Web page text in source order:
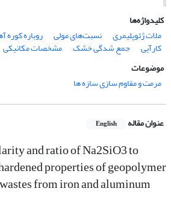
کلیدواژه‌ها
ملات ژئوپلیمری
نسبت‌های مولی روباره کوره
کارآیی جمع شدگی خشک
مشخصات مکانیکی
موضوعات
مرمت و مقاوم سازی سازه ها
عنوان مقاله English
and ratio of Na2SiO3 to
properties of geopolymer
from iron and aluminum